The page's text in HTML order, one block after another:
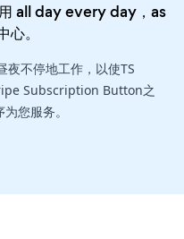
all day every day，as
心。
夜不停地工作，以使TS
Subscription Button之
您服务。